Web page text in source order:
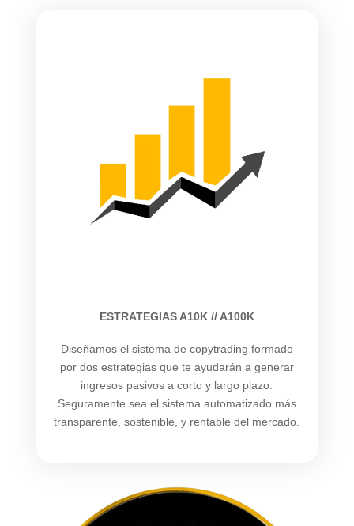
ESTRATEGIAS A10K // A100K
Diseñamos el sistema de copytrading formado
por dos estrategias que te ayudarán a generar
ingresos pasivos a corto y largo plazo.
Seguramente sea el sistema automatizado más
transparente, sostenible, y rentable del mercado.